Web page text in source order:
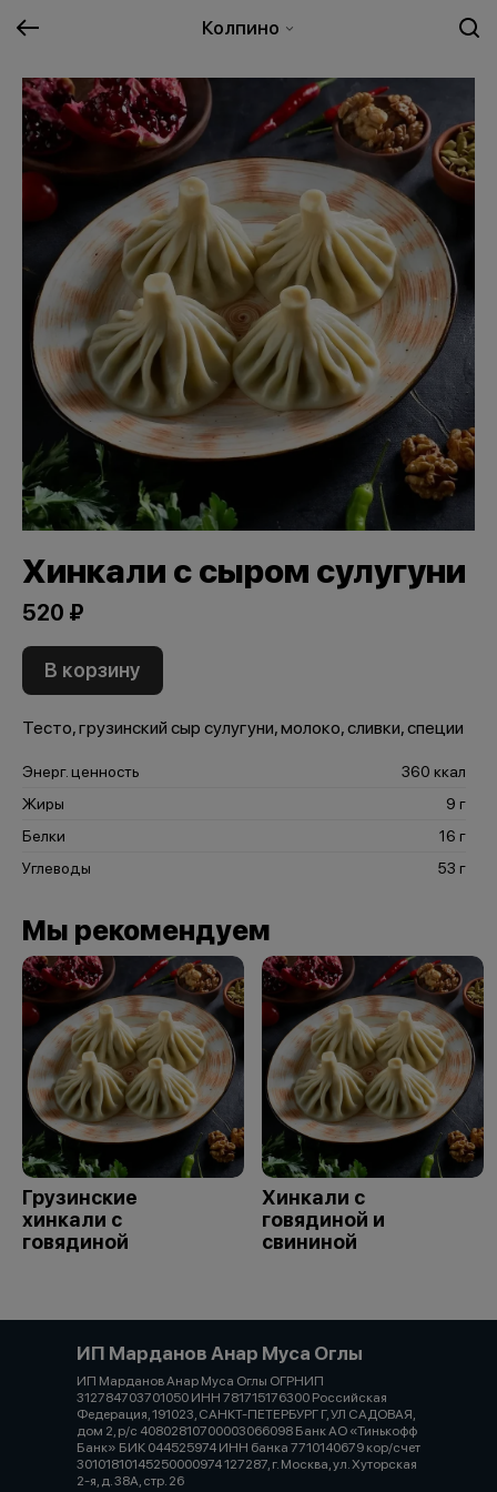
Колпино
Хинкали с сыром сулугуни
520 ₽
В корзину
Тесто, грузинский сыр сулугуни, молоко, сливки, специи
Энерг. ценность
360 ккал
Жиры
9 г
Белки
16 г
Углеводы
53 г
Мы рекомендуем
Грузинские
хинкали с
говядиной
Хинкали с
говядиной и
свининой
ИП Марданов Анар Муса Оглы
ИП Марданов Анар Муса Оглы ОГРНИП
312784703701050 ИНН 781715176300 Российская
Федерация, 191023, САНКТ-ПЕТЕРБУРГ Г, УЛ САДОВАЯ,
дом 2, р/с 40802810700003066098 Банк АО «Тинькофф
Банк» БИК 044525974 ИНН банка 7710140679 кор/счет
30101810145250000974 127287, г. Москва, ул. Хуторская
2-я, д. 38А, стр. 26